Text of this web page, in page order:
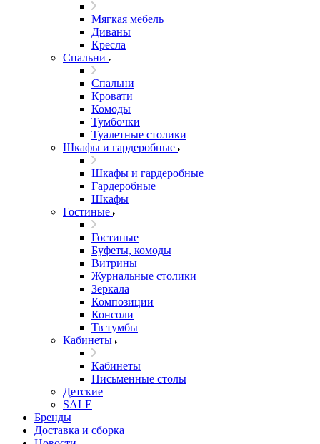
Мягкая мебель
Диваны
Кресла
Спальни
Спальни
Кровати
Комоды
Тумбочки
Туалетные столики
Шкафы и гардеробные
Шкафы и гардеробные
Гардеробные
Шкафы
Гостиные
Гостиные
Буфеты, комоды
Витрины
Журнальные столики
Зеркала
Композиции
Консоли
Тв тумбы
Кабинеты
Кабинеты
Письменные столы
Детские
SALE
Бренды
Доставка и сборка